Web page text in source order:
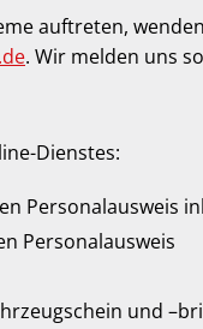
auftreten,
. Wir melden uns
Dienstes:
Personalausweis
Personalausweis
und